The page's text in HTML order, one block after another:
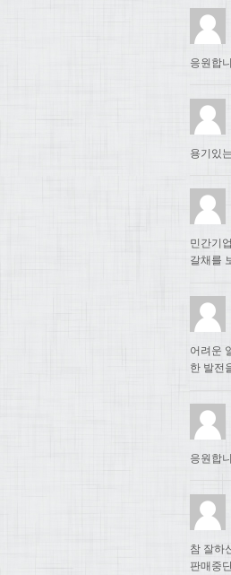
응원합
용기있
민간기
갈채를
어려운
한 발전
응원합
참 잘하
판매중